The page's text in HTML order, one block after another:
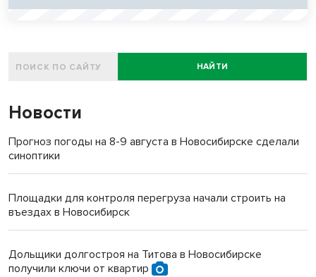
НАЙТИ
Новости
Прогноз погоды на 8-9 августа в Новосибирске сделали
синоптики
Площадки для контроля перегруза начали строить на
въездах в Новосибирск
Дольщики долгостроя на Титова в Новосибирске
получили ключи от квартир